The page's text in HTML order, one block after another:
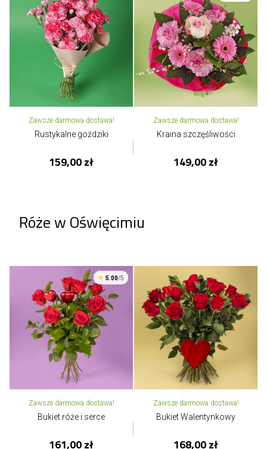
Zawsze darmowa dostawa!
Rustykalne goździki
159,00 zł
Zawsze darmowa dostawa!
Kraina szczęśliwości
149,00 zł
Róże w Oświęcimiu
5.00/5
Zawsze darmowa dostawa!
Bukiet róże i serce
161,00 zł
Zawsze darmowa dostawa!
Bukiet Walentynkowy
168,00 zł